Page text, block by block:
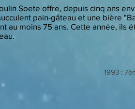
Soete offre, depuis cinq ans
pain-gâteau et une bière
au moins 75 ans. Cette année, ils
1993 :